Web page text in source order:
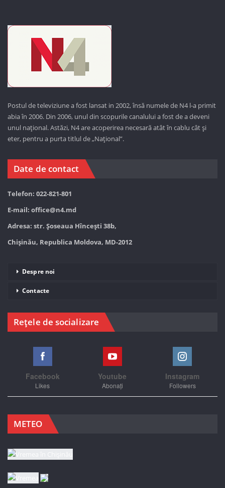
Postul de televiziune a fost lansat in 2002, însă numele de N4 l-a primit
abia în 2006. Din 2006, unul din scopurile canalului a fost de a deveni
unul național. Astăzi, N4 are acoperirea necesară atât în cablu cât și
eter, pentru a purta titlul de „Național”.
Date de contact
Telefon: 022-821-801
E-mail: office@n4.md
Adresa: str. Șoseaua Hînceşti 38b,
Chișinău, Republica Moldova, MD-2012
Despre noi
Contacte
Rețele de socializare
Facebook
Likes
Youtube
Abonați
Instagram
Followers
METEO